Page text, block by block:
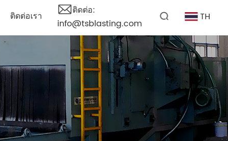
ติดต่อเรา
ติดต่อ:
info@tsblasting.com
TH